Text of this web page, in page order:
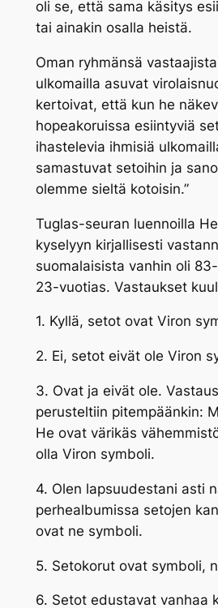
oli se, että sama käsitys
tai ainakin osalla heistä.
Oman ryhmänsä
ulkomailla asuvat
kertoivat, että kun he
hopeakoruissa esiintyviä
ihastelevia ihmisiä
samastuvat setoihin ja
olemme sieltä kotoisin.”
Tuglas-seuran luennoilla
kyselyyn kirjallisesti
suomalaisista vanhin oli
23-vuotias. Vastaukset
1. Kyllä, setot ovat Viron
2. Ei, setot eivät ole Viron
3. Ovat ja eivät ole.
perusteltiin pitempäänkin:
He ovat värikäs
olla Viron symboli.
4. Olen lapsuudestani asti
perhealbumissa setojen
ovat ne symboli.
5. Setokorut ovat symboli,
6. Setot edustavat vanhaa